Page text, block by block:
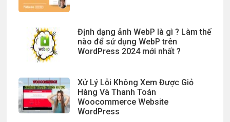
Định dạng ảnh WebP là gì ? Làm thế
nào để sử dụng WebP trên
WordPress 2024 mới nhất ?
Xử Lý Lỗi Không Xem Được Giỏ
Hàng Và Thanh Toán
Woocommerce Website
WordPress